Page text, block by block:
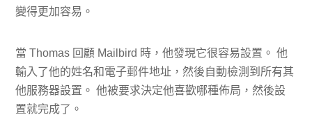
變得更加容易。
當 Thomas 回顧 Mailbird 時，他發現它很容易設置。 他
輸入了他的姓名和電子郵件地址，然後自動檢測到所有其
他服務器設置。 他被要求決定他喜歡哪種佈局，然後設
置就完成了。